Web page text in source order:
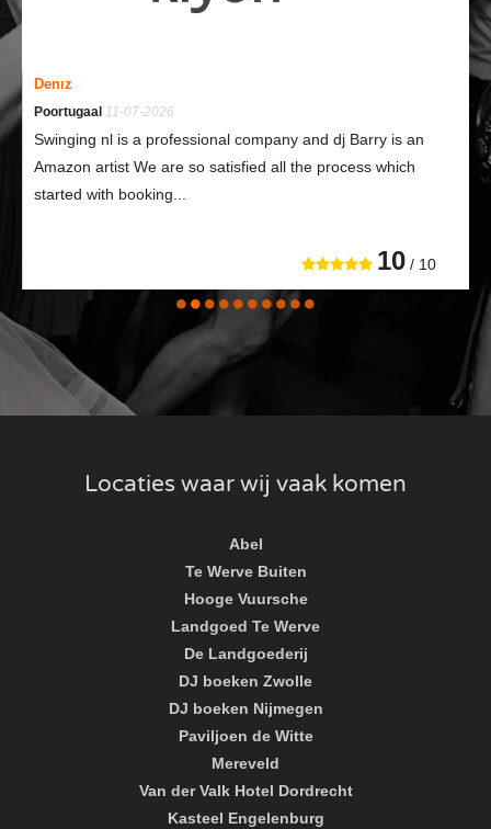
Denız
Poortugaal 11-07-2026
Swinging nl is a professional company and dj Barry is an
Amazon artist We are so satisfied all the process which
started with booking...
10 / 10
Locaties waar wij vaak komen
Abel
Te Werve Buiten
Hooge Vuursche
Landgoed Te Werve
De Landgoederij
DJ boeken Zwolle
DJ boeken Nijmegen
Paviljoen de Witte
Mereveld
Van der Valk Hotel Dordrecht
Kasteel Engelenburg